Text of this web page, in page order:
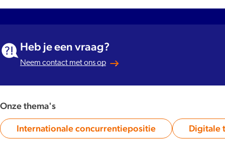
Heb je een vraag?
Neem contact met ons op
Onze thema's
Category:
Internationale concurrentiepositie Digitale